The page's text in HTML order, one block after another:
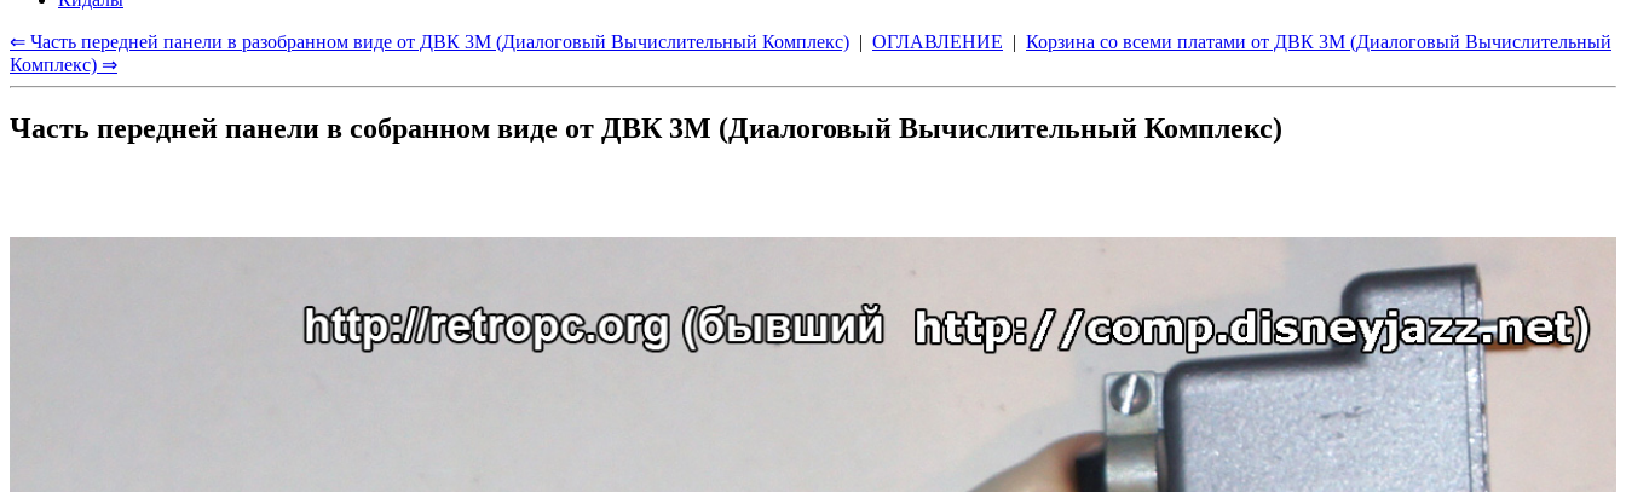
⇐ Часть передней панели в разобранном виде от ДВК 3М (Диалоговый Вычислительный Комплекс) | ОГЛАВЛЕНИЕ | Корзина со всеми платами от ДВК 3М (Диалоговый Вычислительный
Комплекс) ⇒
Часть передней панели в собранном виде от ДВК 3М (Диалоговый Вычислительный Комплекс)